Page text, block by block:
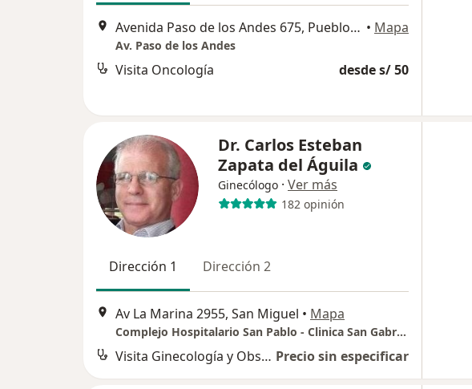
Avenida Paso de los Andes 675, Pueblo Libre • Mapa
Av. Paso de los Andes
Visita Oncología desde s/ 50
Dr. Carlos Esteban
Zapata del Águila
Ginecólogo · Ver más
182 opinión
Dirección 1 Dirección 2
Av La Marina 2955, San Miguel • Mapa
Complejo Hospitalario San Pablo - Clinica San Gabriel
Visita Ginecología y Obstetricia Precio sin especificar